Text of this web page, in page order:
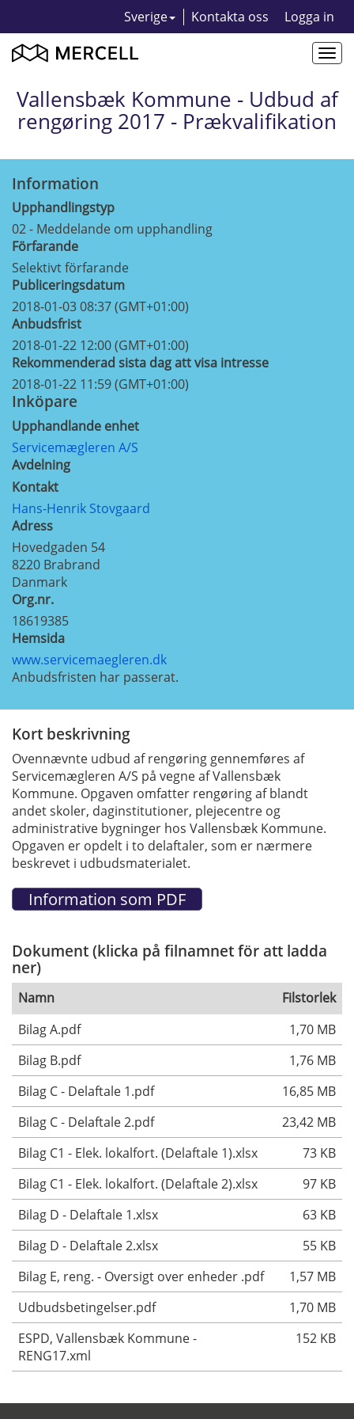
Sverige Kontakta oss Logga in
Vallensbæk Kommune - Udbud af
rengøring 2017 - Prækvalifikation
Information
Upphandlingstyp
02 - Meddelande om upphandling
Förfarande
Selektivt förfarande
Publiceringsdatum
2018-01-03 08:37 (GMT+01:00)
Anbudsfrist
2018-01-22 12:00 (GMT+01:00)
Rekommenderad sista dag att visa intresse
2018-01-22 11:59 (GMT+01:00)
Inköpare
Upphandlande enhet
Servicemægleren A/S
Avdelning
Kontakt
Hans-Henrik Stovgaard
Adress
Hovedgaden 54
8220 Brabrand
Danmark
Org.nr.
18619385
Hemsida
www.servicemaegleren.dk
Anbudsfristen har passerat.
Kort beskrivning
Ovennævnte udbud af rengøring gennemføres af
Servicemægleren A/S på vegne af Vallensbæk
Kommune. Opgaven omfatter rengøring af blandt
andet skoler, daginstitutioner, plejecentre og
administrative bygninger hos Vallensbæk Kommune.
Opgaven er opdelt i to delaftaler, som er nærmere
beskrevet i udbudsmaterialet.
Dokument (klicka på filnamnet för att ladda
ner)
Namn
Filstorlek
Bilag A.pdf
1,70 MB
Bilag B.pdf
1,76 MB
Bilag C - Delaftale 1.pdf
16,85 MB
Bilag C - Delaftale 2.pdf
23,42 MB
Bilag C1 - Elek. lokalfort. (Delaftale 1).xlsx
73 KB
Bilag C1 - Elek. lokalfort. (Delaftale 2).xlsx
97 KB
Bilag D - Delaftale 1.xlsx
63 KB
Bilag D - Delaftale 2.xlsx
55 KB
Bilag E, reng. - Oversigt over enheder .pdf
1,57 MB
Udbudsbetingelser.pdf
1,70 MB
ESPD, Vallensbæk Kommune -
RENG17.xml
152 KB